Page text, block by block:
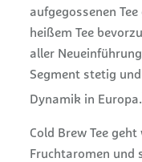
aufgegossenen
heißem Tee
aller
Segment stetig
Dynamik in Europa.
Cold Brew Tee
Fruchtaromen und